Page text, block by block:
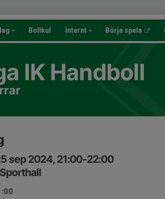
Bollkul Internt Börja spela
IK Handboll
sep 2024, 21:00-22:00